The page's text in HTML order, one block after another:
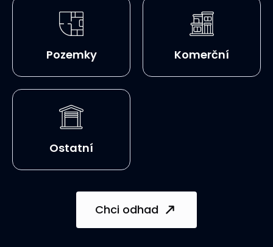
Pozemky Komerční
Ostatní
Chci odhad